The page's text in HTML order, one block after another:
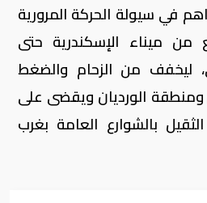
في سيولة الحركة المرورية
من ميناء الإسكندرية حتى
ليخفف من الزحام والضغط
الورديان ويقضى على
بالشوارع العامة بغرب